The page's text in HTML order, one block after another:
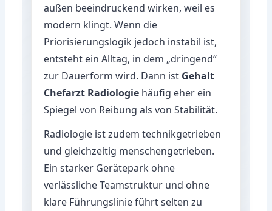
außen beeindruckend wirken, weil es
modern klingt. Wenn die
Priorisierungslogik jedoch instabil ist,
entsteht ein Alltag, in dem „dringend“
zur Dauerform wird. Dann ist Gehalt
Chefarzt Radiologie häufig eher ein
Spiegel von Reibung als von Stabilität.
Radiologie ist zudem technikgetrieben
und gleichzeitig menschengetrieben.
Ein starker Gerätepark ohne
verlässliche Teamstruktur und ohne
klare Führungslinie führt selten zu